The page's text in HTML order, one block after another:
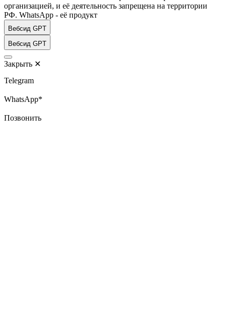
организацией, и её деятельность запрещена на территории
РФ. WhatsApp - её продукт
Вебсид GPT
Вебсид GPT
Закрыть ✕
Telegram
WhatsApp*
Позвонить